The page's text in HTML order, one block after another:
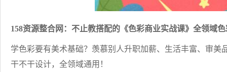
158资源整合网：不止教搭配的《色彩商业实战课》全领域
学色彩要有美术基础？羡慕别人升职加薪、生活丰富、审
干不干设计，全领域通用！